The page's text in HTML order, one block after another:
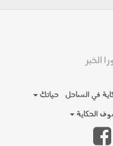
في الساحل
حياتك
الحكاية